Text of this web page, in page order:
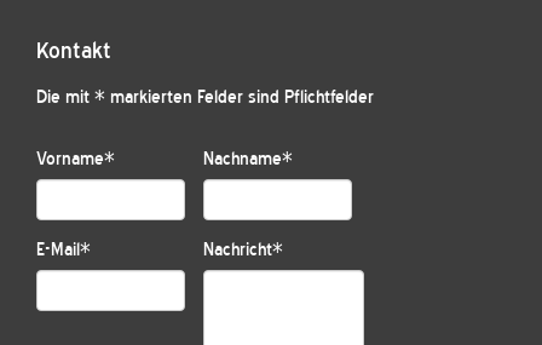
Kontakt
Die mit * markierten Felder sind Pflichtfelder
Vorname* Nachname*
E-Mail* Nachricht*